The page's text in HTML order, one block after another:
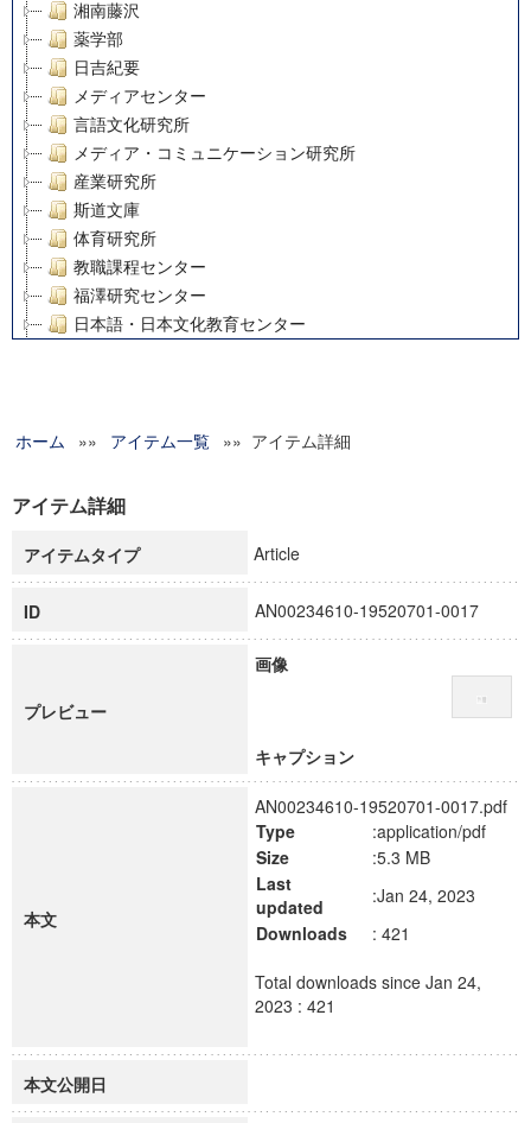
湘南藤沢
薬学部
日吉紀要
メディアセンター
言語文化研究所
メディア・コミュニケーション研究所
産業研究所
斯道文庫
体育研究所
教職課程センター
福澤研究センター
日本語・日本文化教育センター
グローバルリサーチインスティテュート
科学研究費補助金研究成果報告書
慶應義塾大学グローバルCOEプログラム市民社会ガバナンス
慶應義塾大学グローバルCOEプログラム論理と感性の先端的
博士課程教育リーディングプログラム「超成熟社会発展のサ
学術雑誌掲載論文等(8)
ホーム »» アイテム一覧 »» アイテム詳細
アイテム詳細
アイテムタイプ Article
ID AN00234610-19520701-0017
プレビュー
画像
キャプション
本文
AN00234610-19520701-0017.pdf
Type
:application/pdf
Size
:5.3 MB
Last
updated
:Jan 24, 2023
Downloads
: 421
Total downloads since Jan 24,
2023 : 421
本文公開日